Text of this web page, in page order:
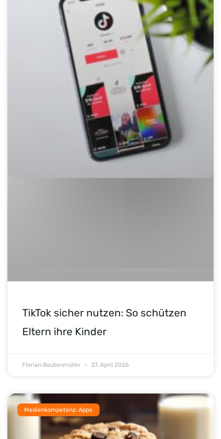
TikTok sicher nutzen: So schützen
Eltern ihre Kinder
Florian Beutenmüller 27. April 2026
Medienkompetenz: Apps